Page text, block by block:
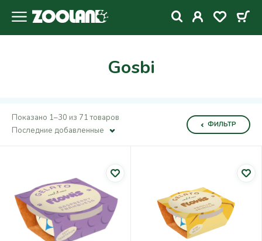
Gosbi
Показано 1–30 из 71 товаров
Последние добавленные
ФИЛЬТР